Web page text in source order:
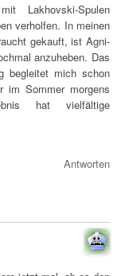
Lakhovski-Spulen
verholfen. In meinen
gekauft, ist Agni-
anzuheben. Das
begleitet mich schon
im Sommer morgens
hat vielfältige
Antworten